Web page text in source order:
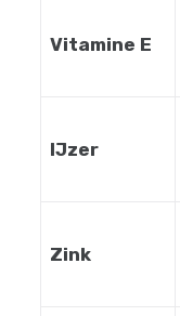
Vitamine E
IJzer
Zink